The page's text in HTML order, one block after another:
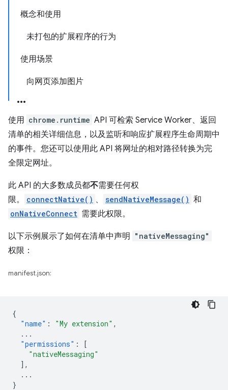
概念和使用
未打包的扩展程序的行为
使用场景
向网页添加图片
使用 chrome.runtime API 可检索 Service Worker、返回
清单的相关详细信息，以及监听和响应扩展程序生命周期中
的事件。您还可以使用此 API 将网址的相对路径转换为完
全限定网址。
此 API 的大多数成员都不需要任何权
限。
connectNative() 、 sendNativeMessage() 和
onNativeConnect 需要此权限。
以下示例展示了如何在清单中声明 "nativeMessaging"
权限：
manifest.json:
{
"name" : "My extension" ,
...
"permissions" :
[
"nativeMessaging"
],
...
}